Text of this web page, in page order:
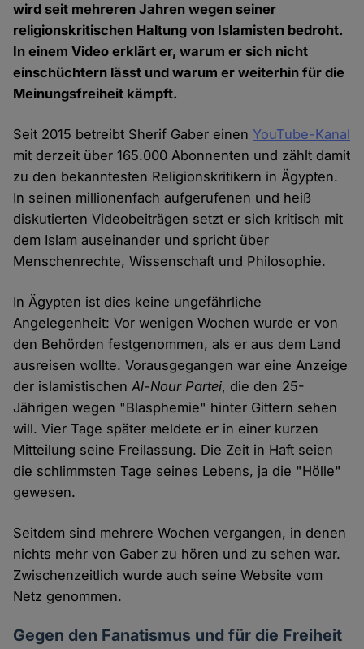
wird seit mehreren Jahren wegen seiner
religionskritischen Haltung von Islamisten bedroht.
In einem Video erklärt er, warum er sich nicht
einschüchtern lässt und warum er weiterhin für die
Meinungsfreiheit kämpft.
Seit 2015 betreibt Sherif Gaber einen YouTube-Kanal
mit derzeit über 165.000 Abonnenten und zählt damit
zu den bekanntesten Religionskritikern in Ägypten.
In seinen millionenfach aufgerufenen und heiß
diskutierten Videobeiträgen setzt er sich kritisch mit
dem Islam auseinander und spricht über
Menschenrechte, Wissenschaft und Philosophie.
In Ägypten ist dies keine ungefährliche
Angelegenheit: Vor wenigen Wochen wurde er von
den Behörden festgenommen, als er aus dem Land
ausreisen wollte. Vorausgegangen war eine Anzeige
der islamistischenAl-Nour Partei, die den 25-
Jährigen wegen "Blasphemie" hinter Gittern sehen
will. Vier Tage später meldete er in einer kurzen
Mitteilung seine Freilassung. Die Zeit in Haft seien
die schlimmsten Tage seines Lebens, ja die "Hölle"
gewesen.
Seitdem sind mehrere Wochen vergangen, in denen
nichts mehr von Gaber zu hören und zu sehen war.
Zwischenzeitlich wurde auch seine Website vom
Netz genommen.
Gegen den Fanatismus und für die Freiheit